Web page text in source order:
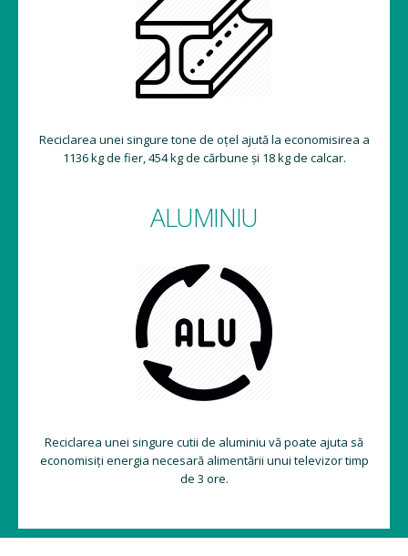
Reciclarea unei singure tone de oțel ajută la economisirea a
1136 kg de fier, 454 kg de cărbune și 18 kg de calcar.
ALUMINIU
Reciclarea unei singure cutii de aluminiu vă poate ajuta să
economisiți energia necesară alimentării unui televizor timp
de 3 ore.